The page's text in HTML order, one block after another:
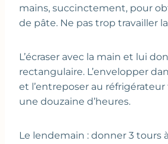
mains, succinctement, pour
de pâte. Ne pas trop travailler
L’écraser avec la main et lui
rectangulaire. L’envelopper
et l’entreposer au
une douzaine d’heures.
Le lendemain : donner 3 tours